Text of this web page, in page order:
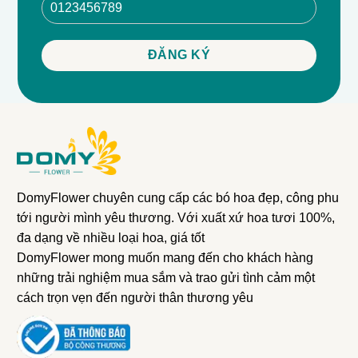
DomyFlower chuyên cung cấp các bó hoa đẹp, công phu
tới người mình yêu thương. Với xuất xứ hoa tươi 100%,
đa dạng về nhiều loại hoa, giá tốt
DomyFlower mong muốn mang đến cho khách hàng
những trải nghiệm mua sắm và trao gửi tình cảm một
cách trọn vẹn đến người thân thương yêu